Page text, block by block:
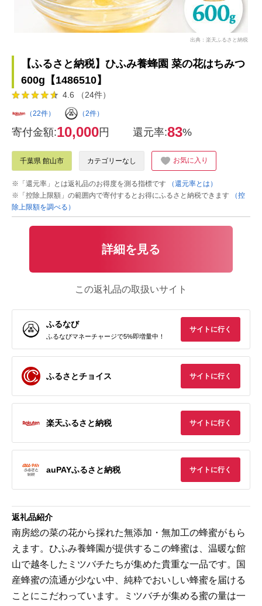
出典：楽天ふるさと納税
【ふるさと納税】ひふみ養蜂園 菜の花はちみつ
600g【1486510】
4.6 （24件）
（22件） （2件）
寄付金額:10,000円 還元率:83%
千葉県 館山市 カテゴリーなし お気に入り
※「還元率」とは返礼品のお得度を測る指標です
（還元率とは）
※「控除上限額」の範囲内で寄付するとお得にふるさと納税できます
（控
除上限額を調べる）
詳細を見る
この返礼品の取扱いサイト
ふるなび
ふるなびマネーチャージで5%即増量中！
サイトに行く
ふるさとチョイス サイトに行く
楽天ふるさと納税 サイトに行く
auPAYふるさと納税 サイトに行く
返礼品紹介
南房総の菜の花から採れた無添加・無加工の蜂蜜がもら
えます。ひふみ養蜂園が提供するこの蜂蜜は、温暖な館
山で越冬したミツバチたちが集めた貴重な一品です。国
産蜂蜜の流通が少ない中、純粋でおいしい蜂蜜を届ける
ことにこだわっています。ミツバチが集める蜜の量は一